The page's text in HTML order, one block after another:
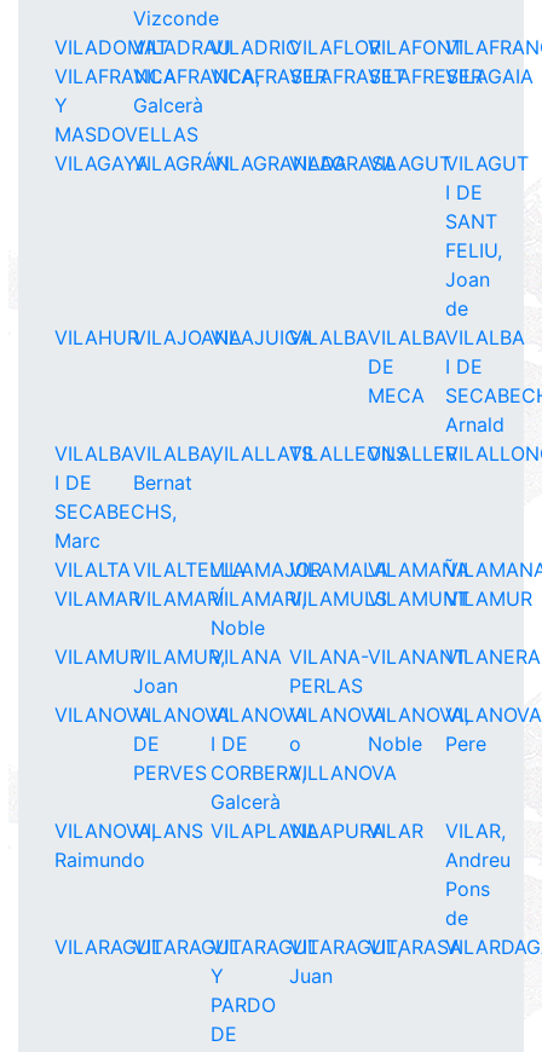
Vizconde
VILADOMATVILADRAUVILADRICVILAFLORVILAFONT
VILAFRANCA
Y
MASDOVELLAS
VILAFRANCA,
Galcerà
VILAFRASERVILAFRASETVILAFRESERVILAGAIA
VILAGAYAVILAGRÁNVILAGRANADA
VILAGRASAVILAGUTVILAGUT
I DE
SANT
FELIU,
Joan
de
VILAHURVILAJOANAVILAJUIGAVILALBAVILALBA
DE
MECA
VILALBA
I DE
Arnald
VILALBA
I DE
SECABECHS,
Marc
VILALBA,
Bernat
VILALLATSVILALLEONSVILALLER
VILALTAVILALTELLAVILAMAJORVILAMALAVILAMAÑA
VILAMARVILAMARÍVILAMARI,
Noble
VILAMULSVILAMUNTVILAMUR
VILAMURVILAMUR,
Joan
VILANA VILANA-
PERLAS
VILANANTVILANERA
VILANOVAVILANOVA
DE
PERVES
VILANOVA
I DE
CORBERA,
Galcerà
VILANOVA
o
VILLANOVA
VILANOVA,
Noble
Pere
VILANOVA,
Raimundo
VILANS VILAPLANAVILAPURAVILAR
VILAR,
Andreu
Pons
de
VILARAGUTVILARAGUTVILARAGUT
Y
PARDO
DE
VILARAGUT,
Juan
VILARASA